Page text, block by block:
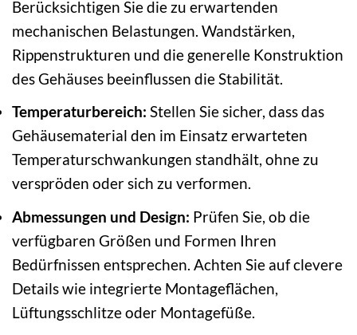
Berücksichtigen Sie die zu erwartenden
mechanischen Belastungen. Wandstärken,
Rippenstrukturen und die generelle Konstruktion
des Gehäuses beeinflussen die Stabilität.
Temperaturbereich: Stellen Sie sicher, dass das
Gehäusematerial den im Einsatz erwarteten
Temperaturschwankungen standhält, ohne zu
verspröden oder sich zu verformen.
Abmessungen und Design: Prüfen Sie, ob die
verfügbaren Größen und Formen Ihren
Bedürfnissen entsprechen. Achten Sie auf clevere
Details wie integrierte Montageflächen,
Lüftungsschlitze oder Montagefüße.